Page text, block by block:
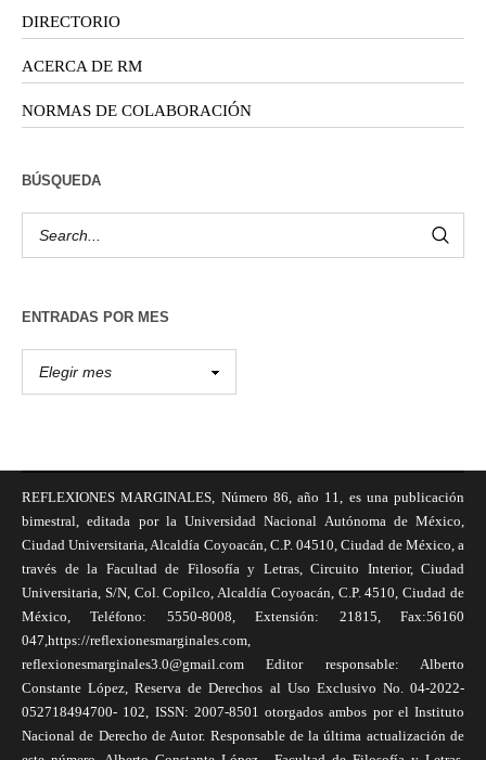
DIRECTORIO
ACERCA DE RM
NORMAS DE COLABORACIÓN
BÚSQUEDA
ENTRADAS POR MES
REFLEXIONES MARGINALES, Número 86, año 11, es una publicación
bimestral, editada por la Universidad Nacional Autónoma de México,
Ciudad Universitaria, Alcaldía Coyoacán, C.P. 04510, Ciudad de México, a
través de la Facultad de Filosofía y Letras, Circuito Interior, Ciudad
Universitaria, S/N, Col. Copilco, Alcaldía Coyoacán, C.P. 4510, Ciudad de
México, Teléfono: 5550-8008, Extensión: 21815, Fax:56160
047,https://reflexionesmarginales.com,
reflexionesmarginales3.0@gmail.com Editor responsable: Alberto
Constante López, Reserva de Derechos al Uso Exclusivo No. 04-2022-
052718494700- 102, ISSN: 2007-8501 otorgados ambos por el Instituto
Nacional de Derecho de Autor. Responsable de la última actualización de